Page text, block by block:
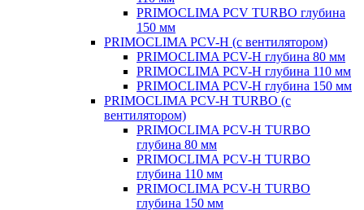
PRIMOCLIMA PCV TURBO глубина
150 мм
PRIMOCLIMA PCV-H (c вентилятором)
PRIMOCLIMA PCV-H глубина 80 мм
PRIMOCLIMA PCV-H глубина 110 мм
PRIMOCLIMA PCV-H глубина 150 мм
PRIMOCLIMA PCV-H TURBO (c
вентилятором)
PRIMOCLIMA PCV-H TURBO
глубина 80 мм
PRIMOCLIMA PCV-H TURBO
глубина 110 мм
PRIMOCLIMA PCV-H TURBO
глубина 150 мм